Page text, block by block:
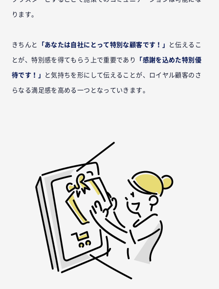
ります。
きちんと 「あなたは自社にとって特別な顧客です！」 と伝えるこ
とが、特別感を得てもらう上で重要であり 「感謝を込めた特別優
待です！」 と気持ちを形にして伝えることが、ロイヤル顧客のさ
らなる満足感を高める一つとなっていきます。